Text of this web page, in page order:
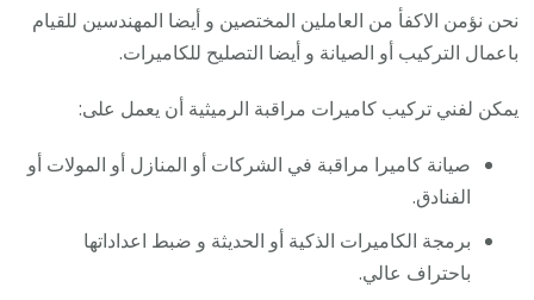
نحن نؤمن الاكفأ من العاملين المختصين و أيضا المهندسين للقيام
باعمال التركيب أو الصيانة و أيضا التصليح للكاميرات.
يمكن لفني تركيب كاميرات مراقبة الرميثية أن يعمل على:
صيانة كاميرا مراقبة في الشركات أو المنازل أو المولات أو
الفنادق.
برمجة الكاميرات الذكية أو الحديثة و ضبط اعداداتها
باحتراف عالي.